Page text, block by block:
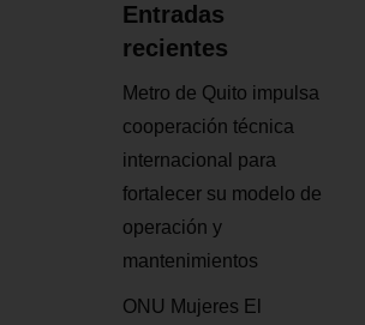
Entradas
recientes
Metro de Quito impulsa
cooperación técnica
internacional para
fortalecer su modelo de
operación y
mantenimientos
ONU Mujeres El